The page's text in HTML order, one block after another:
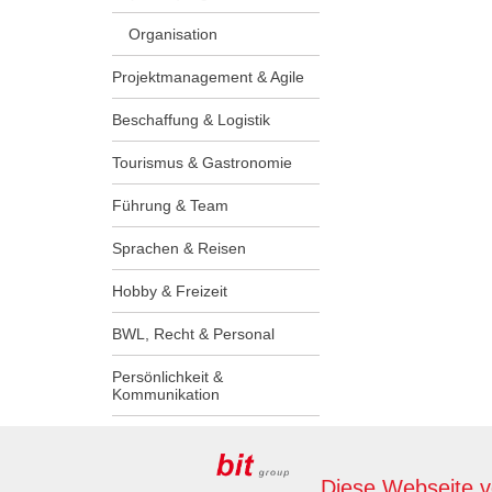
Organisation
Projektmanagement & Agile
Beschaffung & Logistik
Tourismus & Gastronomie
Führung & Team
Sprachen & Reisen
Hobby & Freizeit
BWL, Recht & Personal
Persönlichkeit &
Kommunikation